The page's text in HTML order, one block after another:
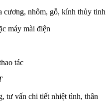
cương, nhôm, gỗ, kính thủy tinh
máy mài điện
tác
tư vấn chi tiết nhiệt tình, thân